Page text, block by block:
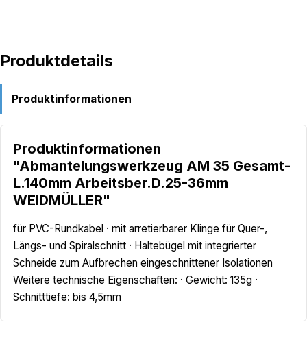
Produktdetails
Produktinformationen
Produktinformationen
"Abmantelungswerkzeug AM 35 Gesamt-
L.140mm Arbeitsber.D.25-36mm
WEIDMÜLLER"
für PVC-Rundkabel · mit arretierbarer Klinge für Quer-,
Längs- und Spiralschnitt · Haltebügel mit integrierter
Schneide zum Aufbrechen eingeschnittener Isolationen
Weitere technische Eigenschaften: · Gewicht: 135g ·
Schnitttiefe: bis 4,5mm